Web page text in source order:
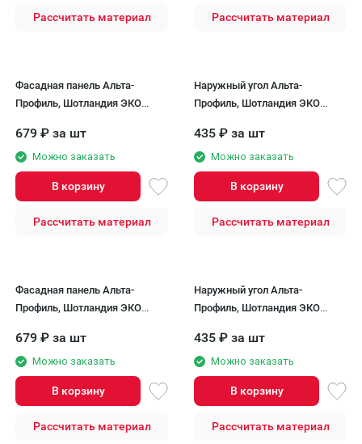
Рассчитать материал Рассчитать материал
Фасадная панель Альта-
Профиль, Шотландия ЭКО
679 ₽ за шт
Можно заказать
В корзину
Рассчитать материал
Наружный угол Альта-
Профиль, Шотландия ЭКО
435 ₽ за шт
Можно заказать
В корзину
Рассчитать материал
Фасадная панель Альта-
Профиль, Шотландия ЭКО
679 ₽ за шт
Можно заказать
В корзину
Рассчитать материал
Наружный угол Альта-
Профиль, Шотландия ЭКО
435 ₽ за шт
Можно заказать
В корзину
Рассчитать материал